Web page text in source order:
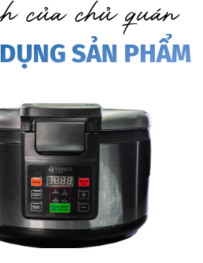
SẢN PHẨM
của chủ quán